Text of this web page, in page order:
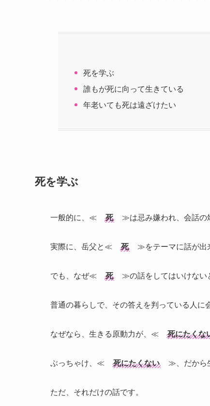
死を学ぶ
誰もが死に向って生きている
年老いても死は遠ざけたい
死を学ぶ
一般的に、≪ 死 ≫は忌み嫌われ、会話の
実際に、岳父と≪ 死 ≫をテーマに話が出
でも、なぜ≪ 死 ≫の話をしてはいけない
普通の暮らしで、その答えを判っている人に
なぜなら、生きる原動力が、≪ 死にたくな
ぶっちゃけ、≪ 死にたくない ≫、だから
ただ、それだけの話です。